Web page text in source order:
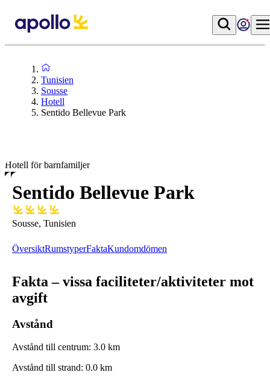
Tunisien
Sousse
Hotell
Sentido Bellevue Park
Hotell för barnfamiljer
Sentido Bellevue Park
Sousse, Tunisien
ÖversiktRumstyperFaktaKundomdömen
Fakta – vissa faciliteter/aktiviteter mot
avgift
Avstånd
Avstånd till centrum: 3.0 km
Avstånd till strand: 0.0 km